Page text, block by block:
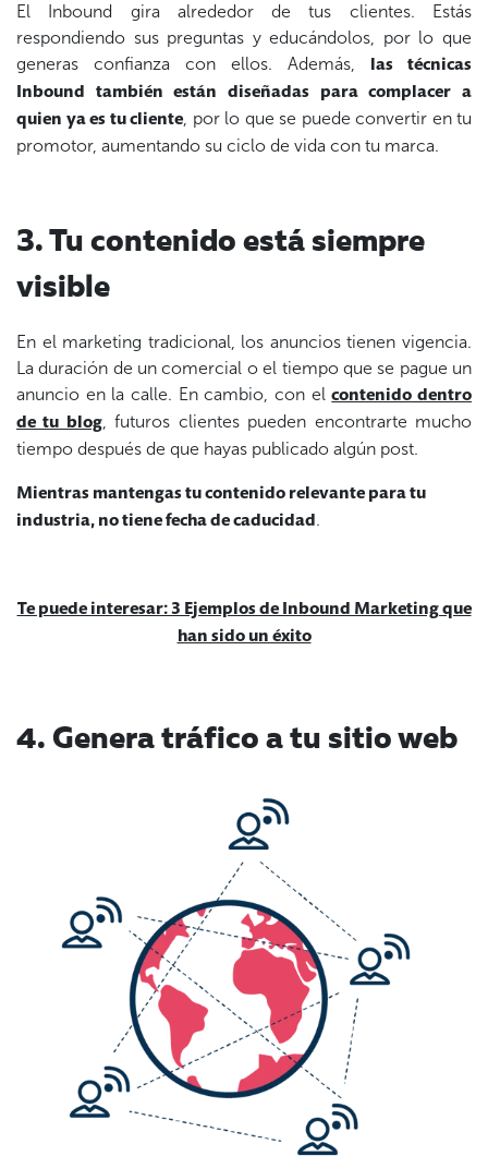
El Inbound gira alrededor de tus clientes. Estás
respondiendo sus preguntas y educándolos, por lo que
generas confianza con ellos. Además,
las técnicas
Inbound también están diseñadas para complacer a
quien ya es tu cliente, por lo que se puede convertir en tu
promotor, aumentando su ciclo de vida con tu marca.
3. Tu contenido está siempre
visible
En el marketing tradicional, los anuncios tienen vigencia.
La duración de un comercial o el tiempo que se pague un
anuncio en la calle. En cambio, con elcontenido dentro
de tu blog, futuros clientes pueden encontrarte mucho
tiempo después de que hayas publicado algún post.
Mientras mantengas tu contenido relevante para tu
industria, no tiene fecha de caducidad.
Te puede interesar: 3 Ejemplos de Inbound Marketing que
han sido un éxito
4. Genera tráfico a tu sitio web